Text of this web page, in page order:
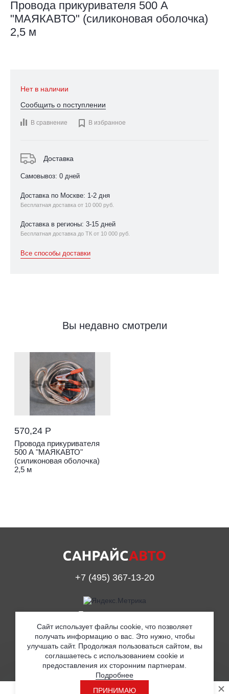
Провода прикуривателя 500 А
"МАЯКАВТО" (силиконовая оболочка)
2,5 м
Нет в наличии
Сообщить о поступлении
В сравнение  В избранное
Доставка
Самовывоз: 0 дней
Доставка по Москве: 1-2 дня
Бесплатная доставка от 10 000 руб.
Доставка в регионы: 3-15 дней
Бесплатная доставка до ТК от 10 000 руб.
Все способы доставки
Вы недавно смотрели
570,24 Р
Провода прикуривателя
500 А "МАЯКАВТО"
(силиконовая оболочка)
2,5 м
+7 (495) 367-13-20
Принимаем к оплате
© ООО «Санрайс Авто» 2019
Согласие на обработку персональных данных
Политика в отношении обработки персональных данных
Сайт использует файлы cookie, что позволяет
получать информацию о вас. Это нужно, чтобы
улучшать сайт. Продолжая пользоваться сайтом, вы
соглашаетесь с использованием cookie и
предоставления их сторонним партнерам.
Подробнее
ПРИНИМАЮ